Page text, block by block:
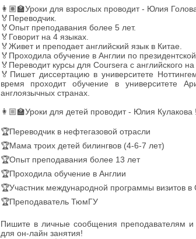
👩🏽🏫Уроки для взрослых проводит - Юлия
🏅Переводчик.
🏅Опыт преподавания более 5 лет.
🏅Говорит на 4 языках.
🏅Живет и преподает английский язык в Китае.
🏅Проходила обучение в Англии по
🏅Переводит курсы для Coursera с английского на
🏅Пишет диссертацию в университете
время проходит обучение в университете
англоязычных странах.
👩🏼🏫Уроки для детей проводит - Юлия Кулакова !
🏆Переводчик в нефтегазовой отрасли
🏆Мама троих детей билингвов (4-6-7 лет)
🏆Опыт преподавания более 13 лет
🏆Проходила обучение в Англии
🏆Участник международной программы визитов
🏆Преподаватель ТюмГУ
Пишите в личные сообщения преподавателям
для он-лайн занятия!